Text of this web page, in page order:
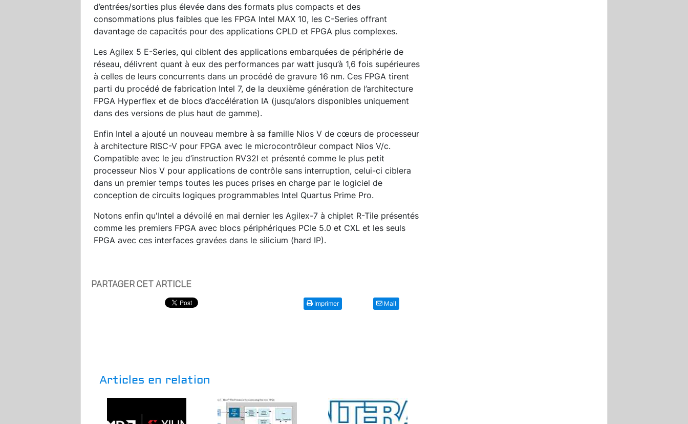
d’entrées/sorties plus élevée dans des formats plus compacts et des
consommations plus faibles que les FPGA Intel MAX 10, les C-Series offrant
davantage de capacités pour des applications CPLD et FPGA plus complexes.
Les Agilex 5 E-Series, qui ciblent des applications embarquées de périphérie de
réseau, délivrent quant à eux des performances par watt jusqu’à 1,6 fois supérieures
à celles de leurs concurrents dans un procédé de gravure 16 nm. Ces FPGA tirent
parti du procédé de fabrication Intel 7, de la deuxième génération de l’architecture
FPGA Hyperflex et de blocs d’accélération IA (jusqu’alors disponibles uniquement
dans des versions de plus haut de gamme).
Enfin Intel a ajouté un nouveau membre à sa famille Nios V de cœurs de processeur
à architecture RISC-V pour FPGA avec le microcontrôleur compact Nios V/c.
Compatible avec le jeu d’instruction RV32I et présenté comme le plus petit
processeur Nios V pour applications de contrôle sans interruption, celui-ci ciblera
dans un premier temps toutes les puces prises en charge par le logiciel de
conception de circuits logiques programmables Intel Quartus Prime Pro.
Notons enfin qu'Intel a dévoilé en mai dernier les Agilex-7 à chiplet R-Tile présentés
comme les premiers FPGA avec blocs périphériques PCIe 5.0 et CXL et les seuls
FPGA avec ces interfaces gravées dans le silicium (hard IP).
PARTAGER CET ARTICLE
Imprimer Mail
Articles en relation